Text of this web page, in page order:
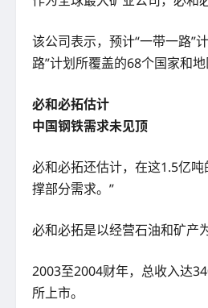
该公司表示，预计“一带一路”
路”计划所覆盖的68个国家和
必和必拓估计
中国钢铁需求未见顶
必和必拓还估计，在这1.5亿
撑部分需求。”
必和必拓是以经营石油和矿产
2003至2004财年，总收入达
所上市。